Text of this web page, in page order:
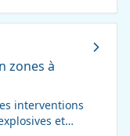
zones à
interventions
et